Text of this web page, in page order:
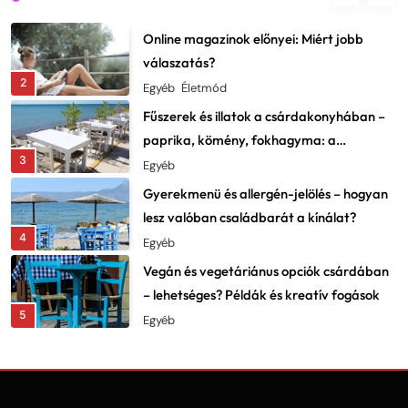
2
Online magazinok előnyei: Miért jobb
válaszatás?
Egyéb Életmód
3
Fűszerek és illatok a csárdakonyhában –
paprika, kömény, fokhagyma: a
karakter lelke
Egyéb
4
Gyerekmenü és allergén-jelölés – hogyan
lesz valóban családbarát a kínálat?
Egyéb
5
Vegán és vegetáriánus opciók csárdában
– lehetséges? Példák és kreatív fogások
Egyéb
éves programnaptár és élményajánló